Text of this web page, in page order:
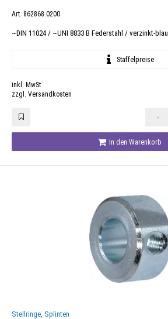
Art. 862868.0200
~DIN 11024 / ~UNI 8833 B Federstahl / verzinkt-blau
Staffelpreise
inkl. MwSt
zzgl. Versandkosten
-
In den Warenkorb
Stellringe, Splinten